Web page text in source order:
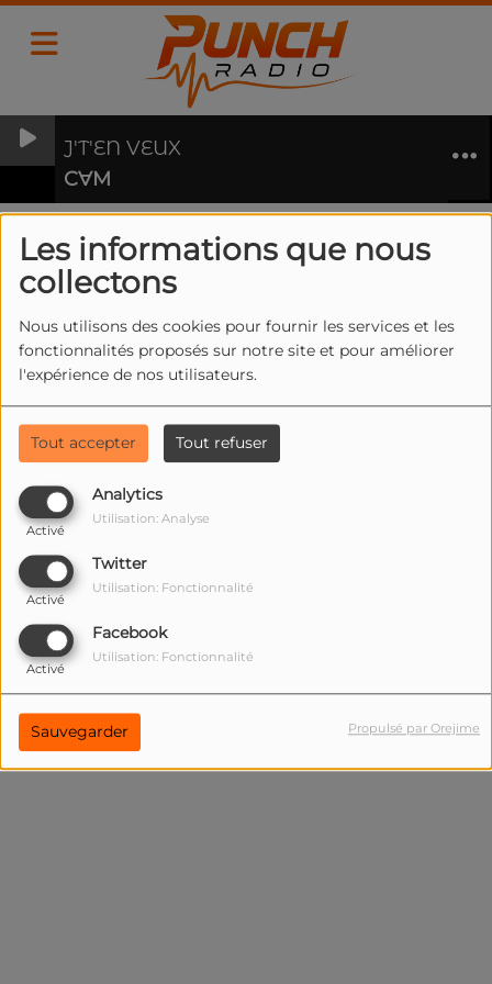
Les informations que nous
collectons
Nous utilisons des cookies pour fournir les services et les
fonctionnalités proposés sur notre site et pour améliorer
l'expérience de nos utilisateurs.
Tout accepter Tout refuser
Analytics
Activé
Utilisation: Analyse
Twitter
Activé
Utilisation: Fonctionnalité
Facebook
Activé
Utilisation: Fonctionnalité
Sauvegarder Propulsé par Orejime
J'T'EN VEUX
CⱯM
Se connecter
Se connecter
Créer un compte
(L’email est obligatoire )
Mot de passe
(Le mot de passe est obligatoire)
Se connecter
Mot de passe oublié ?